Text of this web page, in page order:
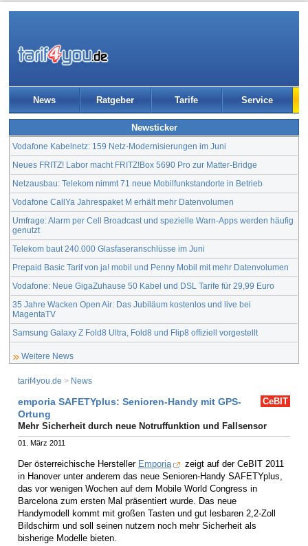
News Ratgeber Tarife Service
Newsticker
Vodafone Kabelnetz: 159 Netz-Modernisierungen im Juni
Neues FRITZ! Labor macht FRITZ!Box 5690 Pro zur Matter-Bridge
Netzausbau: Telekom nimmt 71 neue Mobilfunkstandorte in Betrieb
Vodafone CallYa Jahrespaket M erhält mehr Datenvolumen
Umfrage: Alarm per Cell Broadcast und spezielle Warn-Apps werden häufig
genutzt
Telekom baut 240.000 Glasfaseranschlüsse im Juni
Prepaid Basic Tarif von ja! mobil und Penny Mobil mit mehr Datenvolumen
Vodafone: Neue GigaZuhause 50 Kabel und DSL Tarife für 29,99 Euro
35 Jahre Wacken Open Air: Das Jubiläum kostenlos und live bei
MagentaTV
Samsung Galaxy Z Fold8 Ultra, Fold8 und Flip8 offiziell vorgestellt
Weitere News
tarif4you.de > News
CeBIT
emporia SAFETYplus: Senioren-Handy mit GPS-
Ortung
Mehr Sicherheit durch neue Notruffunktion und Fallsensor
01. März 2011
Der österreichische Hersteller Emporia
zeigt auf der CeBIT 2011
in Hanover unter anderem das neue Senioren-Handy SAFETYplus,
das vor wenigen Wochen auf dem Mobile World Congress in
Barcelona zum ersten Mal präsentiert wurde. Das neue
Handymodell kommt mit großen Tasten und gut lesbaren 2,2-Zoll
Bildschirm und soll seinen nutzern noch mehr Sicherheit als
bisherige Modelle bieten.